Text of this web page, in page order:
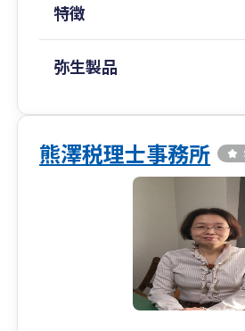
なく、
【残るお金が最大化】できる
スを心掛けています。
「何が問題なのか分からない」
といった経営者のお悩みを、一
当社は「お客様の未来を一緒に
士事務所を目指しています。
お客様が実現したい未来に向か
に、本気でお手伝いします！！
特徴
弥生製品
熊澤税理士事務所